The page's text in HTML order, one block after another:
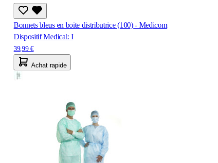
Bonnets bleus en boite distributrice (100) - Medicom
Dispositif Medical: I
39,99 €
Achat rapide